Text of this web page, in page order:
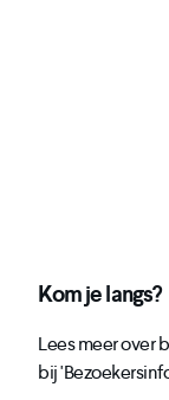
Kom je langs?
Lees meer over
bij